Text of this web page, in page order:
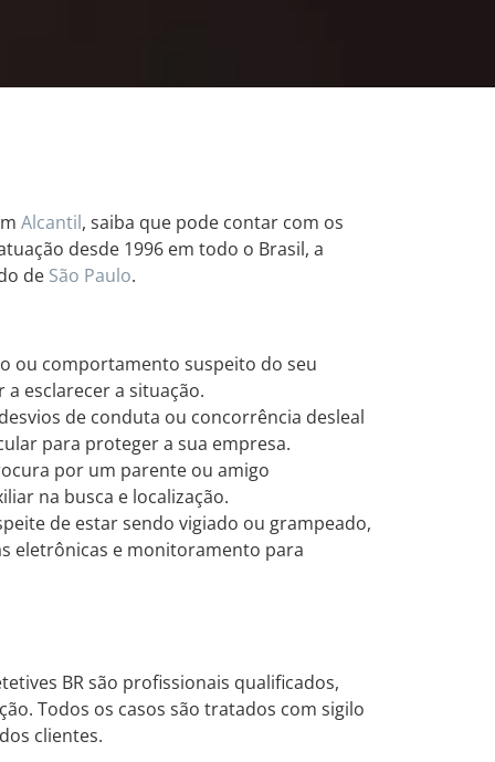
Alcantil, saiba que pode contar com os
desde 1996 em todo o Brasil, a
de São Paulo.
ou comportamento suspeito do seu
esclarecer a situação.
de conduta ou concorrência desleal
para proteger a sua empresa.
por um parente ou amigo
na busca e localização.
de estar sendo vigiado ou grampeado,
eletrônicas e monitoramento para
BR são profissionais qualificados,
Todos os casos são tratados com sigilo
clientes.